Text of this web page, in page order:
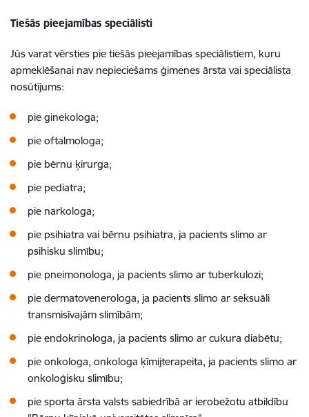
Tiešās pieejamības speciālisti
Jūs varat vērsties pie tiešās pieejamības speciālistiem, kuru
apmeklēšanai nav nepieciešams ģimenes ārsta vai speciālista
nosūtījums:
pie ginekologa;
pie oftalmologa;
pie bērnu ķirurga;
pie pediatra;
pie narkologa;
pie psihiatra vai bērnu psihiatra, ja pacients slimo ar
psihisku slimību;
pie pneimonologa, ja pacients slimo ar tuberkulozi;
pie dermatovenerologa, ja pacients slimo ar seksuāli
transmisī­vajām slimībām;
pie endokrinologa, ja pacients slimo ar cukura diabētu;
pie onkologa, onkologa ķīmijterapeita, ja pacients slimo ar
onkoloģisku slimību;
pie sporta ārsta valsts sabiedrībā ar ierobežotu atbildību